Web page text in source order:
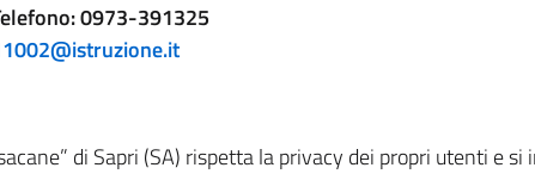
0973-391325
di Sapri (SA) rispetta la privacy dei propri utenti e